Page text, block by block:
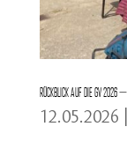
Rückblick auf die GV 2026
12.05.2026 |